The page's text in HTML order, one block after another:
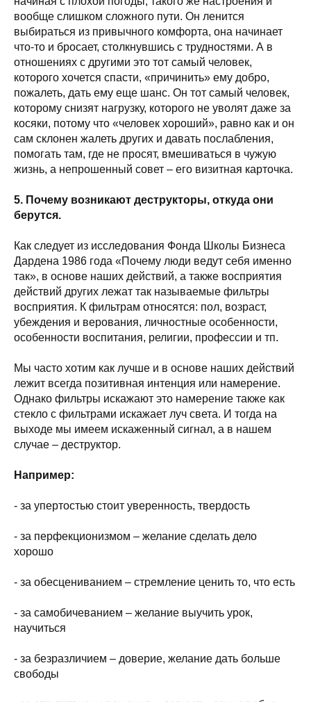
вообще слишком сложного пути. Он ленится
выбираться из привычного комфорта, она начинает
что-то и бросает, столкнувшись с трудностями. А в
отношениях с другими это тот самый человек,
которого хочется спасти, «причинить» ему добро,
пожалеть, дать ему еще шанс. Он тот самый человек,
которому снизят нагрузку, которого не уволят даже за
косяки, потому что «человек хороший», равно как и он
сам склонен жалеть других и давать послабления,
помогать там, где не просят, вмешиваться в чужую
жизнь, а непрошенный совет – его визитная карточка.
5. Почему возникают деструкторы, откуда они
берутся.
Как следует из исследования Фонда Школы Бизнеса
Дардена 1986 года «Почему люди ведут себя именно
так», в основе наших действий, а также восприятия
действий других лежат так называемые фильтры
восприятия. К фильтрам относятся: пол, возраст,
убеждения и верования, личностные особенности,
особенности воспитания, религии, профессии и тп.
Мы часто хотим как лучше и в основе наших действий
лежит всегда позитивная интенция или намерение.
Однако фильтры искажают это намерение также как
стекло с фильтрами искажает луч света. И тогда на
выходе мы имеем искаженный сигнал, а в нашем
случае – деструктор.
Например:
- за упертостью стоит уверенность, твердость
- за перфекционизмом – желание сделать дело
хорошо
- за обесцениванием – стремление ценить то, что есть
- за самобичеванием – желание выучить урок,
научиться
- за безразличием – доверие, желание дать больше
свободы